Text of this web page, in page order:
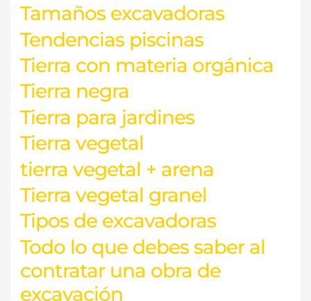
Tamaños excavadoras
Tendencias piscinas
Tierra con materia orgánica
Tierra negra
Tierra para jardines
Tierra vegetal
tierra vegetal + arena
Tierra vegetal granel
Tipos de excavadoras
Todo lo que debes saber al
contratar una obra de
excavación